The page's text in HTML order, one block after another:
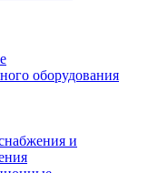
оборудования
и